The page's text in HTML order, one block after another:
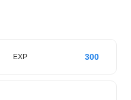
EXP 300